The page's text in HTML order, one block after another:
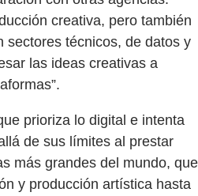
creativa, pero también
sectores técnicos, de datos y
las ideas creativas a
prioriza lo digital e intenta
de sus límites al prestar
más grandes del mundo, que
y producción artística hasta